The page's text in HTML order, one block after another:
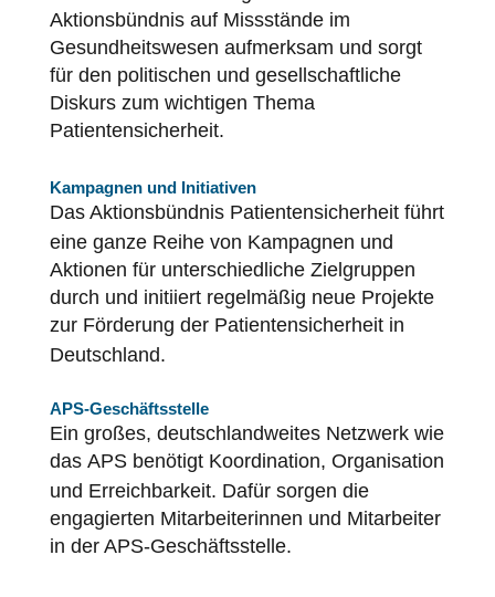
Aktionsbündnis auf Missstände im
Gesundheitswesen aufmerksam und sorgt
für den politischen und gesellschaftliche
Diskurs zum wichtigen Thema
Patientensicherheit.
Kampagnen und Initiativen
Das Aktionsbündnis Patientensicherheitführt
eine ganze Reihe von Kampagnen und
Aktionen für unterschiedliche Zielgruppen
durch und initiiert regelmäßig neue Projekte
zur Förderung der Patientensicherheitin
Deutschland.
APS-Geschäftsstelle
Ein großes, deutschlandweites Netzwerk wie
das APSbenötigt Koordination, Organisation
und Erreichbarkeit. Dafür sorgen die
engagierten Mitarbeiterinnen und Mitarbeiter
in der APS-Geschäftsstelle.